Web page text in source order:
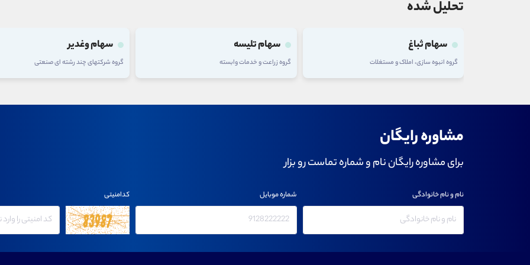
تحلیل شده
سهام ثباغ
گروه انبوه سازی، املاک و مستغلات
سهام تلیسه
گروه زراعت و خدمات وابسته
سهام وغدیر
گروه شرکتهای چند رشته ای صنعتی
مشاوره رایگان
برای مشاوره رایگان نام و شماره تماست رو بزار
نام و نام خانوادگی شماره موبایل کدامنیتی